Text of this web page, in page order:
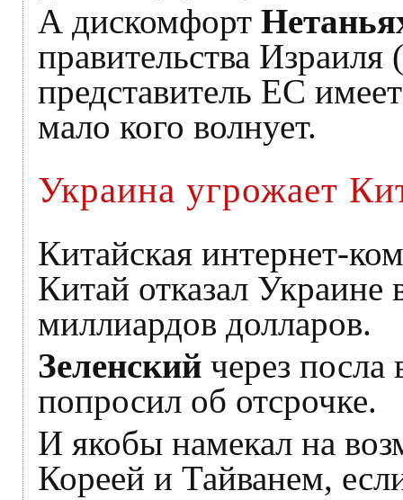
А дискомфорт
правительства Израиля
представитель ЕС
мало кого волнует.
Украина угрожает
Китайская интернет-
Китай отказал Украине
миллиардов долларов.
Зеленский через
попросил об отсрочке.
И якобы намекал на
Кореей и Тайванем,